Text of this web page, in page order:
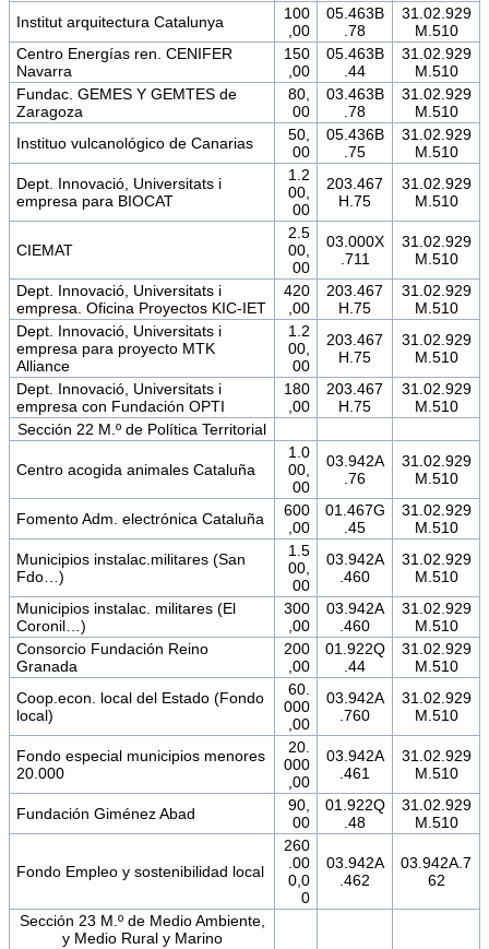
Institut arquitectura Catalunya
100
,00
05.463B
.78
31.02.929
M.510
Centro Energías ren. CENIFER
Navarra
150
,00
05.463B
.44
31.02.929
M.510
Fundac. GEMES Y GEMTES de
Zaragoza
80,
00
03.463B
.78
31.02.929
M.510
Instituo vulcanológico de Canarias
50,
00
05.436B
.75
31.02.929
M.510
Dept. Innovació, Universitats i
empresa para BIOCAT
1.2
00,
00
203.467
H.75
31.02.929
M.510
CIEMAT
2.5
00,
00
03.000X
.711
31.02.929
M.510
Dept. Innovació, Universitats i
empresa. Oficina Proyectos KIC-IET
420
,00
203.467
H.75
31.02.929
M.510
Dept. Innovació, Universitats i
empresa para proyecto MTK
Alliance
1.2
00,
00
203.467
H.75
31.02.929
M.510
Dept. Innovació, Universitats i
empresa con Fundación OPTI
180
,00
203.467
H.75
31.02.929
M.510
Sección 22 M.º de Política Territorial
Centro acogida animales Cataluña
1.0
00,
00
03.942A
.76
31.02.929
M.510
Fomento Adm. electrónica Cataluña
600
,00
01.467G
.45
31.02.929
M.510
Municipios instalac.militares (San
Fdo…)
1.5
00,
00
03.942A
.460
31.02.929
M.510
Municipios instalac. militares (El
Coronil…)
300
,00
03.942A
.460
31.02.929
M.510
Consorcio Fundación Reino
Granada
200
,00
01.922Q
.44
31.02.929
M.510
Coop.econ. local del Estado (Fondo
local)
60.
000
,00
03.942A
.760
31.02.929
M.510
Fondo especial municipios menores
20.000
20.
000
,00
03.942A
.461
31.02.929
M.510
Fundación Giménez Abad
90,
00
01.922Q
.48
31.02.929
M.510
Fondo Empleo y sostenibilidad local
260
.00
0,0
0
03.942A
.462
03.942A.7
62
Sección 23 M.º de Medio Ambiente,
y Medio Rural y Marino